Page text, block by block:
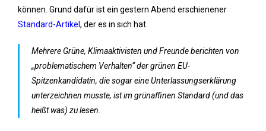
können. Grund dafür ist ein gestern Abend erschienener
Standard-Artikel , der es in sich hat.
Mehrere Grüne, Klimaaktivisten und Freunde berichten von
„problematischem Verhalten“ der grünen EU-
Spitzenkandidatin, die sogar eine Unterlassungserklärung
unterzeichnen musste, ist im grünaffinen Standard (und das
heißt was) zu lesen.